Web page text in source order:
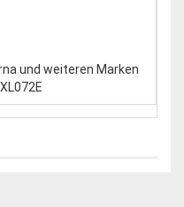
und weiteren Marken